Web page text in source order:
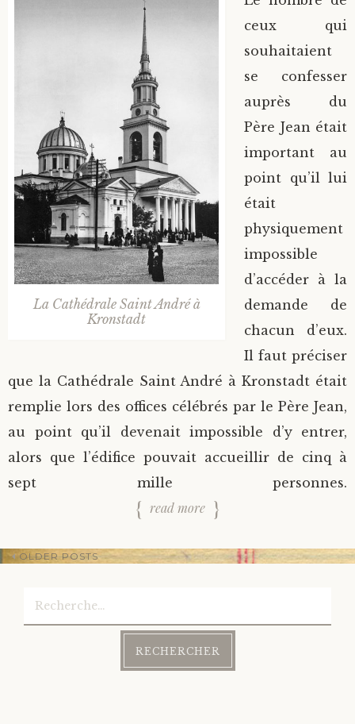
La Cathédrale Saint André à
Kronstadt
ceux qui
souhaitaient
se confesser
auprès du
Père Jean était
important au
point qu’il lui
était
physiquement
impossible
d’accéder à la
demande de
chacun d’eux.
Il faut préciser
que la Cathédrale Saint André à Kronstadt était
remplie lors des offices célébrés par le Père Jean,
au point qu’il devenait impossible d’y entrer,
alors que l’édifice pouvait accueillir de cinq à
sept mille personnes.
read more
Post
navigation
OLDER POSTS